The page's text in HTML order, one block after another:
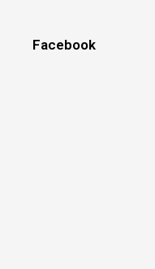
Facebook